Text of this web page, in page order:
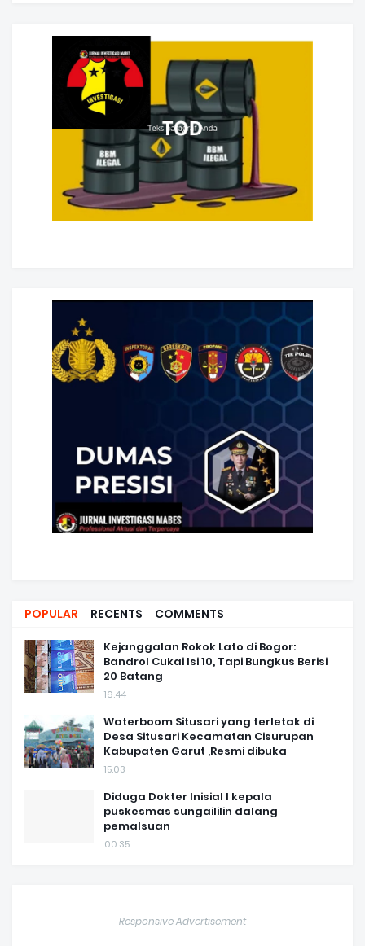
POPULAR RECENTS COMMENTS
Kejanggalan Rokok Lato di Bogor:
Bandrol Cukai Isi 10, Tapi Bungkus Berisi
20 Batang
16.44
Waterboom Situsari yang terletak di
Desa Situsari Kecamatan Cisurupan
Kabupaten Garut ,Resmi dibuka
15.03
Diduga Dokter Inisial I kepala
puskesmas sungaililin dalang
pemalsuan
00.35
Responsive Advertisement